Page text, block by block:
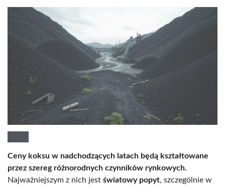
Ceny koksu w nadchodzących latach będą kształtowane
przez szereg różnorodnych czynników rynkowych.
Najważniejszym z nich jest światowy popyt, szczególnie w